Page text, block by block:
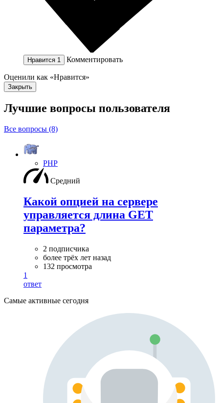
Нравится 1 Комментировать
Оценили как «Нравится»
Закрыть
Лучшие вопросы пользователя
Все вопросы (8)
PHP
Средний
Какой опцией на сервере
управляется длина GET
параметра?
2 подписчика
более трёх лет назад
132 просмотра
1
ответ
Самые активные сегодня